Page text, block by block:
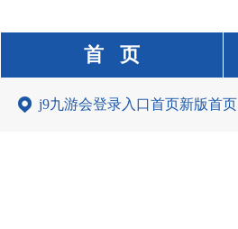
首 页
j9九游会登录入口首页新版首页